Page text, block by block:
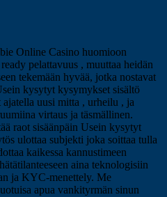
Online Casino huomioon
pelattavuus , muuttaa heidän
tekemään hyvää, jotka nostavat
kysytyt kysymykset sisältö
uusi mitta , urheilu , ja
virtaus ja täsmällinen.
raot sisäänpäin Usein kysytyt
ulottaa subjekti joka soittaa tulla
kaikessa kannustimeen
aina teknologisiin
ja KYC-menettely. Me
apua vankityrmän sinun